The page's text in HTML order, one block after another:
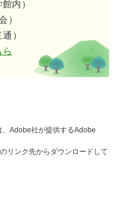
内）
）
）
Adobe社が提供するAdobe
リンク先からダウンロードして